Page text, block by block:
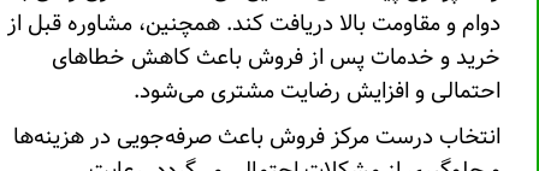
دوام و مقاومت بالا دریافت کند. همچنین، مشاوره قبل از
خرید و خدمات پس از فروش باعث کاهش خطاهای
احتمالی و افزایش رضایت مشتری می‌شود.
انتخاب درست مرکز فروش باعث صرفه‌جویی در هزینه‌ها